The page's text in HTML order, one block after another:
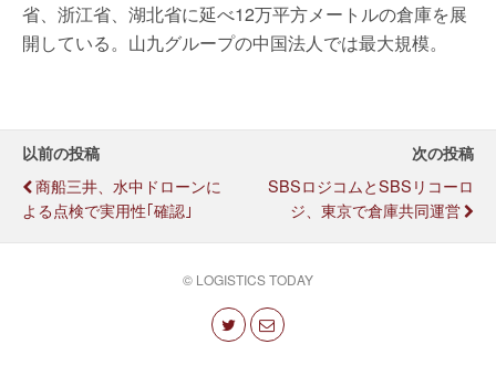
省、浙江省、湖北省に延べ12万平方メートルの倉庫を展
開している。山九グループの中国法人では最大規模。
以前の投稿
商船三井、水中ドローンに
よる点検で実用性｢確認｣
次の投稿
SBSロジコムとSBSリコーロ
ジ、東京で倉庫共同運営
© LOGISTICS TODAY